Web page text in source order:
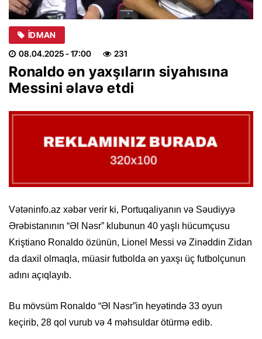
İDMAN
08.04.2025- 17:00 231
Ronaldo ən yaxşıların siyahısına
Messini əlavə etdi
Vətəninfo.az xəbər verir ki, Portuqaliyanın və Səudiyyə
Ərəbistanının “Əl Nəsr” klubunun 40 yaşlı hücumçusu
Kriştiano Ronaldo özünün, Lionel Messi və Zinəddin Zidan
da daxil olmaqla, müasir futbolda ən yaxşı üç futbolçunun
adını açıqlayıb.
Bu mövsüm Ronaldo “Əl Nəsr”in heyətində 33 oyun
keçirib, 28 qol vurub və 4 məhsuldar ötürmə edib.